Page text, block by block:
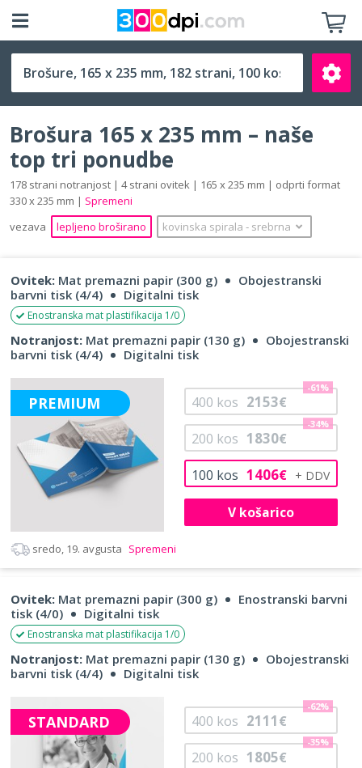
165 x 235 mm
Išči
Brošura 165 x 235 mm – naše
top tri ponudbe
178 strani notranjost | 4 strani ovitek | 165 x 235 mm | odprti format
330 x 235 mm | Spremeni
vezava
lepljeno broširano kovinska spirala ‐ srebrna
Ovitek: Mat premazni papir (300 g)
Obojestranski
barvni tisk (4/4)
Digitalni tisk
Enostranska mat plastifikacija 1/0
Notranjost: Mat premazni papir (130 g)
Obojestranski
barvni tisk (4/4)
Digitalni tisk
PREMIUM
100 kos 1406€
200 kos 1830€
-34%
400 kos 2153€
-61%
V košarico
sredo, 19. avgusta Spremeni
Ovitek: Mat premazni papir (300 g)
Enostranski barvni
tisk (4/0)
Digitalni tisk
Enostranska mat plastifikacija 1/0
Notranjost: Mat premazni papir (130 g)
Obojestranski
barvni tisk (4/4)
Digitalni tisk
STANDARD
200 kos 1805€
-35%
400 kos 2111€
-62%